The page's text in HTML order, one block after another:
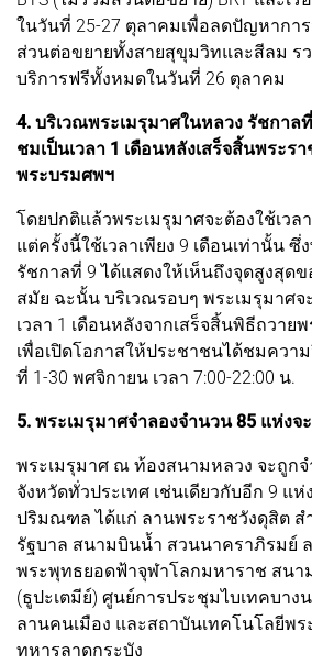
ในวันที่ 25-27 ตุลาคมเพื่อลดปัญหากา
ส่วนต่อขยายทั้งสายสุขุมวิทและสีลม รว
บริการฟรีทั้งหมดในวันที่ 26 ตุลาคม
4. บริเวณพระเมรุมาศในหลวง รัชกาล
ชมเป็นเวลา 1 เดือนหลังเสร็จสิ้นพระร
พระบรมศพฯ
โดยปกติแล้วพระเมรุมาศจะต้องใช้เว
แต่ครั้งนี้ใช้เวลาเพียง 9 เดือนเท่านั้น ซึ่
รัชกาลที่ 9 ได้แสดงให้เห็นถึงจุดสูงสุด
สมัย ฉะนั้น บริเวณรอบๆ พระเมรุมาศจ
เวลา 1 เดือนหลังจากเสร็จสิ้นพิธีถวาย
เพื่อเปิดโอกาสให้ประชาชนได้ชมควา
ที่ 1-30 พศจิกายน เวลา 7:00-22:00 น.
5. พระเมรุมาศจำลองจำนวน 85 แห่งจ
พระเมรุมาศ ณ ท้องสนามหลวง จะถูกจ
จังหวัดทั่วประเทศ เช่นเดียวกับอีก 9 แห่
ปริมณฑล ได้แก่ ลานพระราชวังดุสิต ส
รัฐบาล สนามบินน้ำ สวนนาคราภิรมย์
พระพุทธยอดฟ้าจุฬาโลกมหาราช สนา
(ธูปะเตมีย์) ศูนย์การประชุมไบเทคบา
ลานคนเมือง และสถาบันเทคโนโลยีพร
ทหารลาดกระบัง